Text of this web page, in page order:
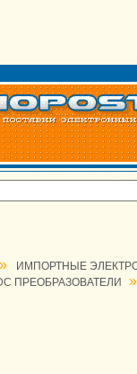
»
ИМПОРТНЫЕ
ПРЕОБРАЗОВАТЕЛИ
»